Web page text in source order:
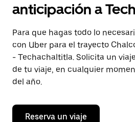
y
selecciona
una
fecha.
Presiona
la
tecla Esc
para
cerrar
calendario.
anticipación a
Para que hagas todo lo
con Uber para el trayecto
- Techachaltitla. Solicita un
de tu viaje, en cualquier
del año.
Reserva un viaje